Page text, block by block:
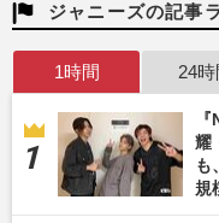
ジャニーズの記事
1時間 24時
耀
も
規